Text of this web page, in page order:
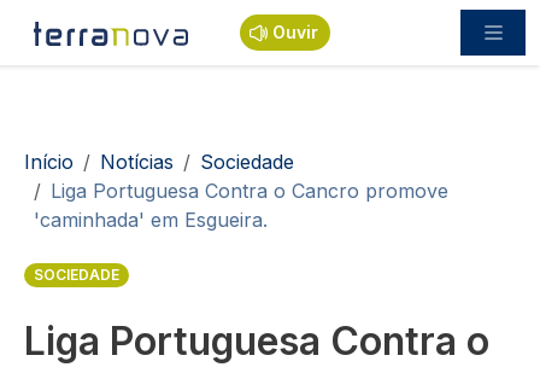
Passar para o conteúdo principal
Ouvir
Navegação estrutural
Início Notícias
Sociedade
Liga Portuguesa Contra o Cancro promove
'caminhada' em Esgueira.
SOCIEDADE
Liga Portuguesa Contra o